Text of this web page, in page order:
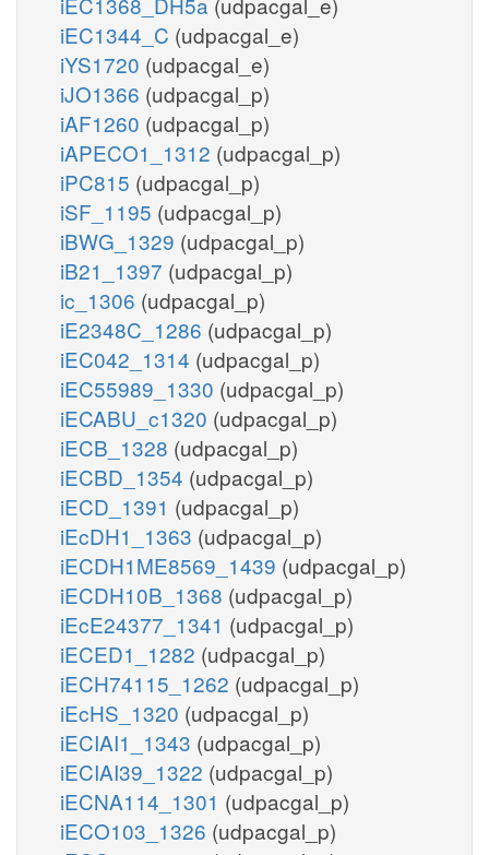
iEC1344_C (udpacgal_e)
iYS1720 (udpacgal_e)
iJO1366 (udpacgal_p)
iAF1260 (udpacgal_p)
iAPECO1_1312 (udpacgal_p)
iPC815 (udpacgal_p)
iSF_1195 (udpacgal_p)
iBWG_1329 (udpacgal_p)
iB21_1397 (udpacgal_p)
ic_1306 (udpacgal_p)
iE2348C_1286 (udpacgal_p)
iEC042_1314 (udpacgal_p)
iEC55989_1330 (udpacgal_p)
iECABU_c1320 (udpacgal_p)
iECB_1328 (udpacgal_p)
iECBD_1354 (udpacgal_p)
iECD_1391 (udpacgal_p)
iEcDH1_1363 (udpacgal_p)
iECDH1ME8569_1439 (udpacgal_p)
iECDH10B_1368 (udpacgal_p)
iEcE24377_1341 (udpacgal_p)
iECED1_1282 (udpacgal_p)
iECH74115_1262 (udpacgal_p)
iEcHS_1320 (udpacgal_p)
iECIAI1_1343 (udpacgal_p)
iECIAI39_1322 (udpacgal_p)
iECNA114_1301 (udpacgal_p)
iECO103_1326 (udpacgal_p)